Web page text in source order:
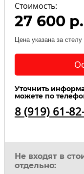
Стоимость:
27 600 р.
Цена указана за
Уточнить
можете по
8 (919) 61-
Не входят в
отдельно: